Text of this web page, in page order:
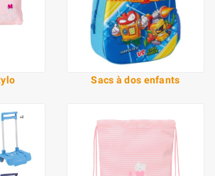
Sacs à dos enfants